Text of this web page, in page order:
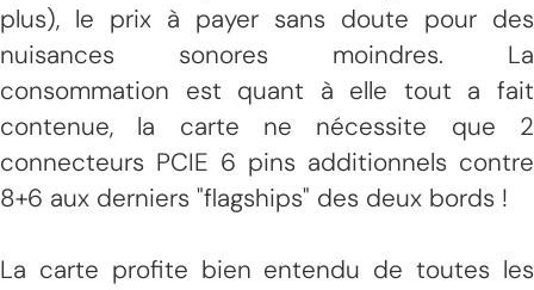
plus), le prix à payer sans doute pour des
nuisances sonores moindres. La
consommation est quant à elle tout a fait
contenue, la carte ne nécessite que 2
connecteurs PCIE 6 pins additionnels contre
8+6 aux derniers "flagships" des deux bords !
La carte profite bien entendu de toutes les